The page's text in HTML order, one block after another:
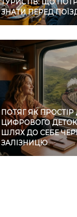
ТУРИСТІВ: ЩО
ЗНАТИ ПЕРЕД
ПОТЯГ ЯК ПРОСТІР
ЦИФРОВОГО
ШЛЯХ ДО СЕБЕ
ЗАЛІЗНИЦЮ